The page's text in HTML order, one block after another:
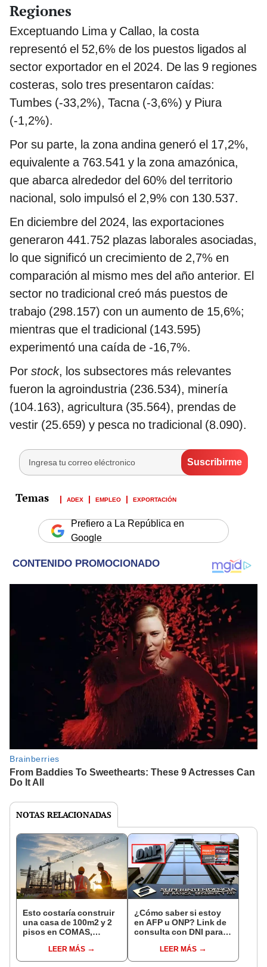
Regiones
Exceptuando Lima y Callao, la costa
representó el 52,6% de los puestos ligados al
sector exportador en el 2024. De las 9 regiones
costeras, solo tres presentaron caídas:
Tumbes (-33,2%), Tacna (-3,6%) y Piura
(-1,2%).
Por su parte, la zona andina generó el 17,2%,
equivalente a 763.541 y la zona amazónica,
que abarca alrededor del 60% del territorio
nacional, solo impulsó el 2,9% con 130.537.
En diciembre del 2024, las exportaciones
generaron 441.752 plazas laborales asociadas,
lo que significó un crecimiento de 2,7% en
comparación al mismo mes del año anterior. El
sector no tradicional creó más puestos de
trabajo (298.157) con un aumento de 15,6%;
mientras que el tradicional (143.595)
experimentó una caída de -16,7%.
Por stock, los subsectores más relevantes
fueron la agroindustria (236.534), minería
(104.163), agricultura (35.564), prendas de
vestir (25.659) y pesca no tradicional (8.090).
ADEX EMPLEO EXPORTACIÓN
Prefiero a La República en
Google
NOTAS RELACIONADAS
Esto costaría construir
una casa de 100m2 y 2
pisos en COMAS,
distritos de LIMA
NORTE
LEER MÁS
¿Cómo saber si estoy
en AFP u ONP? Link de
consulta con DNI para
pensiones estás
LEER MÁS